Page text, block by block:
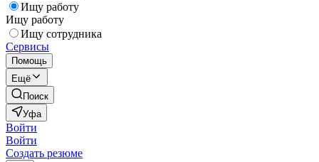
Ищу работу
Ищу работу
Ищу сотрудника
Сервисы
Помощь
Ещё
Поиск
Уфа
Войти
Войти
Создать резюме